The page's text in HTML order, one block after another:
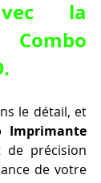
.
le détail, et
Imprimante
précision
de votre